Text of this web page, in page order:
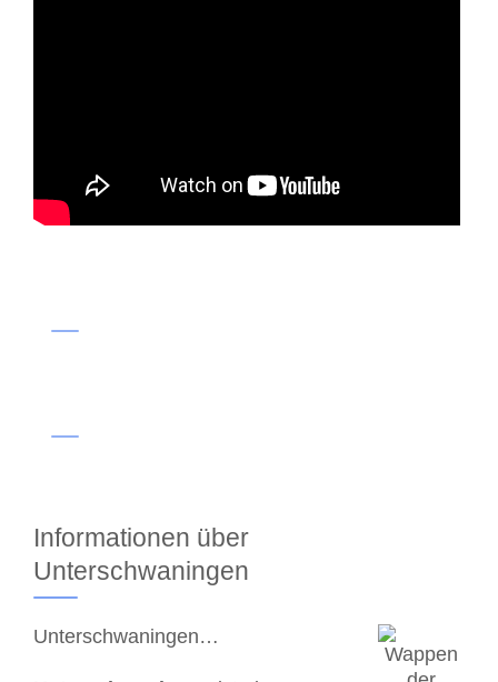
Informationen über
Unterschwaningen
Unterschwaningen…